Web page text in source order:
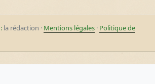
la rédaction · Mentions légales · Politique de